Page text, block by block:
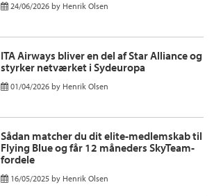
24/06/2026 by Henrik Olsen
ITA Airways bliver en del af Star Alliance og
styrker netværket i Sydeuropa
01/04/2026 by Henrik Olsen
Sådan matcher du dit elite-medlemskab til
Flying Blue og får 12 måneders SkyTeam-
fordele
16/05/2025 by Henrik Olsen